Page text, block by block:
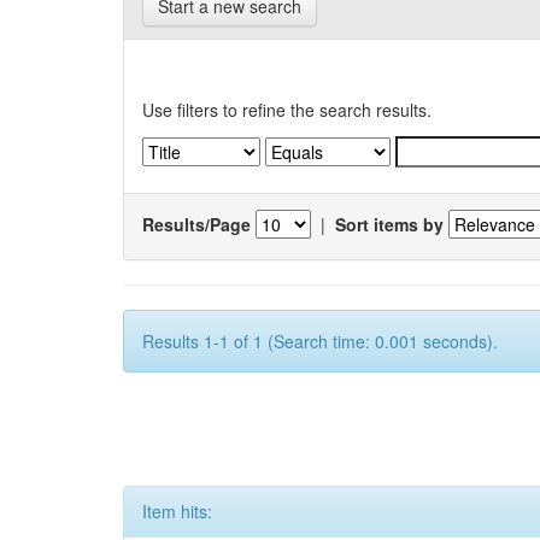
Start a new search
Use filters to refine the search results.
Results/Page | Sort items by
Results 1-1 of 1 (Search time: 0.001 seconds).
Item hits: